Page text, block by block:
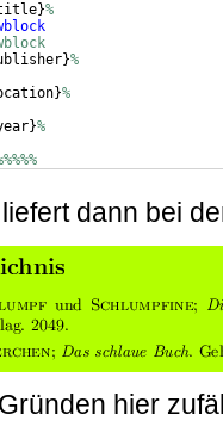
}%
}%
}%
}%
dann bei
hier